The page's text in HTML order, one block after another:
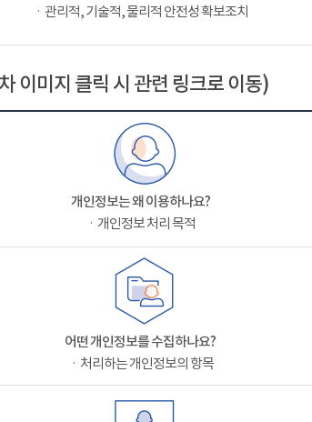
ㆍ관리적, 기술적, 물리적 안전성 확보조치
이미지 클릭 시 관련 링크로 이동)
개인정보는 왜 이용하나요?
ㆍ개인정보 처리 목적
어떤 개인정보를 수집하나요?
ㆍ처리하는 개인정보의 항목